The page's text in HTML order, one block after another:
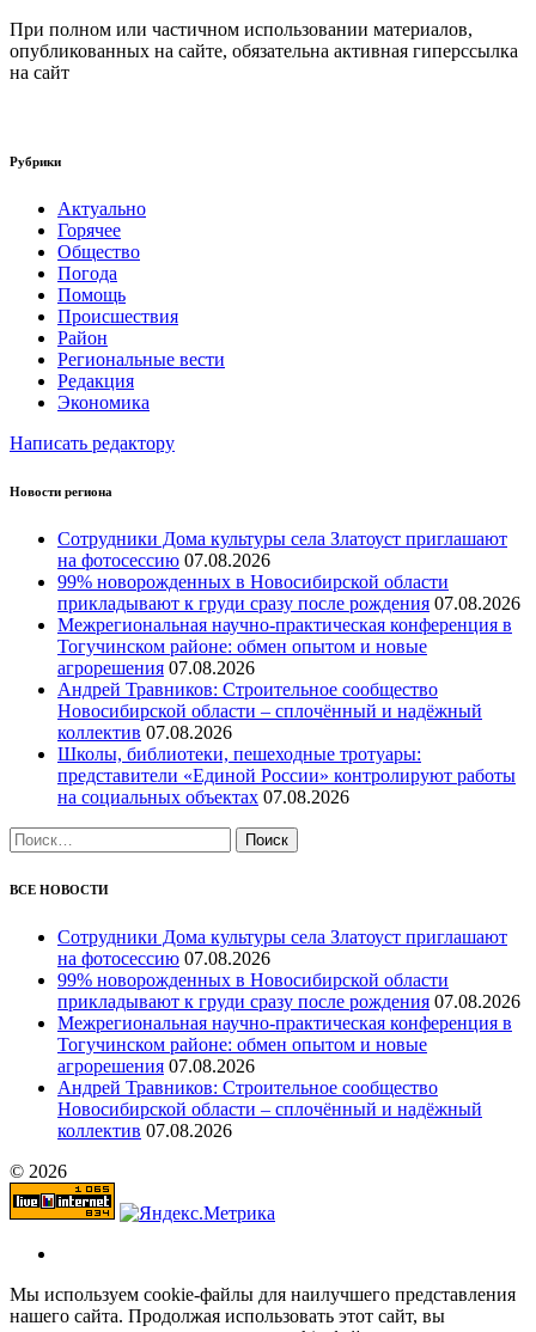
При полном или частичном использовании материалов,
опубликованных на сайте, обязательна активная гиперссылка
на сайт
Рубрики
Актуально
Горячее
Общество
Погода
Помощь
Происшествия
Район
Региональные вести
Редакция
Экономика
Написать редактору
Новости региона
Сотрудники Дома культуры села Златоуст приглашают
на фотосессию 07.08.2026
99% новорожденных в Новосибирской области
прикладывают к груди сразу после рождения 07.08.2026
Межрегиональная научно‑практическая конференция в
Тогучинском районе: обмен опытом и новые
агрорешения 07.08.2026
Андрей Травников: Строительное сообщество
Новосибирской области – сплочённый и надёжный
коллектив 07.08.2026
Школы, библиотеки, пешеходные тротуары:
представители «Единой России» контролируют работы
на социальных объектах 07.08.2026
Найти:
ВСЕ НОВОСТИ
Сотрудники Дома культуры села Златоуст приглашают
на фотосессию 07.08.2026
99% новорожденных в Новосибирской области
прикладывают к груди сразу после рождения 07.08.2026
Межрегиональная научно‑практическая конференция в
Тогучинском районе: обмен опытом и новые
агрорешения 07.08.2026
Андрей Травников: Строительное сообщество
Новосибирской области – сплочённый и надёжный
коллектив 07.08.2026
© 2026
Мы используем cookie-файлы для наилучшего представления
нашего сайта. Продолжая использовать этот сайт, вы